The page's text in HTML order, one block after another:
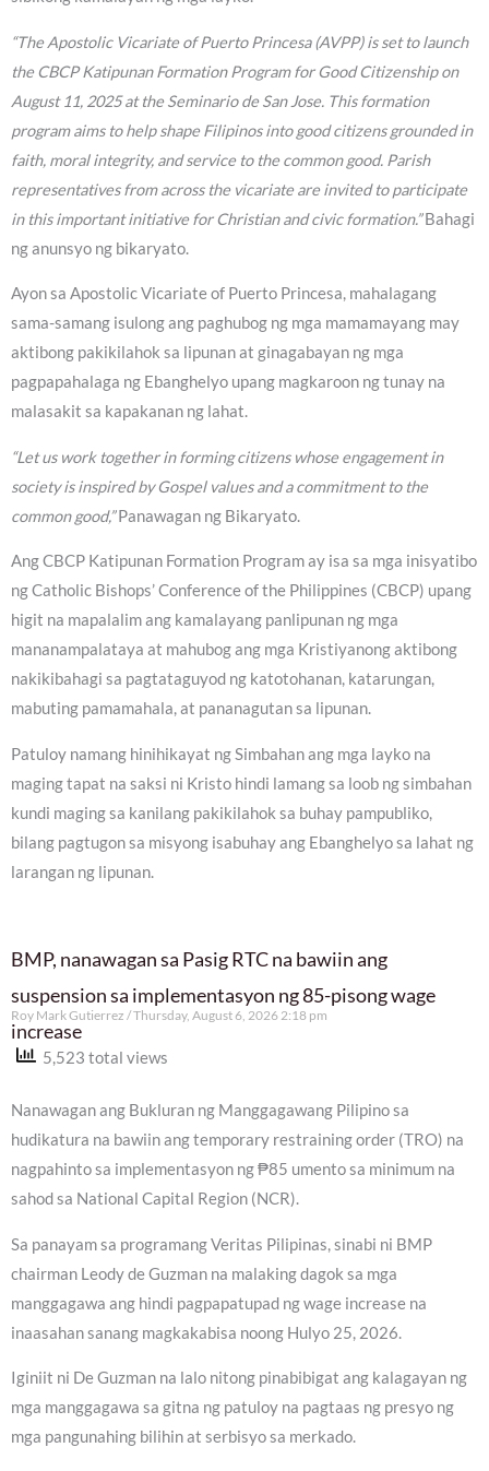
“The Apostolic Vicariate of Puerto Princesa (AVPP) is set to launch
the CBCP Katipunan Formation Program for Good Citizenship on
August 11, 2025 at the Seminario de San Jose. This formation
program aims to help shape Filipinos into good citizens grounded in
faith, moral integrity, and service to the common good. Parish
representatives from across the vicariate are invited to participate
in this important initiative for Christian and civic formation.”Bahagi
ng anunsyo ng bikaryato.
Ayon sa Apostolic Vicariate of Puerto Princesa, mahalagang
sama-samang isulong ang paghubog ng mga mamamayang may
aktibong pakikilahok sa lipunan at ginagabayan ng mga
pagpapahalaga ng Ebanghelyo upang magkaroon ng tunay na
malasakit sa kapakanan ng lahat.
“Let us work together in forming citizens whose engagement in
society is inspired by Gospel values and a commitment to the
common good,”Panawagan ng Bikaryato.
Ang CBCP Katipunan Formation Program ay isa sa mga inisyatibo
ng Catholic Bishops’ Conference of the Philippines (CBCP) upang
higit na mapalalim ang kamalayang panlipunan ng mga
mananampalataya at mahubog ang mga Kristiyanong aktibong
nakikibahagi sa pagtataguyod ng katotohanan, katarungan,
mabuting pamamahala, at pananagutan sa lipunan.
Patuloy namang hinihikayat ng Simbahan ang mga layko na
maging tapat na saksi ni Kristo hindi lamang sa loob ng simbahan
kundi maging sa kanilang pakikilahok sa buhay pampubliko,
bilang pagtugon sa misyong isabuhay ang Ebanghelyo sa lahat ng
larangan ng lipunan.
BMP, nanawagan sa Pasig RTC na bawiin ang
suspension sa implementasyon ng 85-pisong wage
increase
Roy Mark Gutierrez Thursday, August 6, 2026 2:18 pm
5,523 total views
Nanawagan ang Bukluran ng Manggagawang Pilipino sa
hudikatura na bawiin ang temporary restraining order (TRO) na
nagpahinto sa implementasyon ng ₱85 umento sa minimum na
sahod sa National Capital Region (NCR).
Sa panayam sa programang Veritas Pilipinas, sinabi ni BMP
chairman Leody de Guzman na malaking dagok sa mga
manggagawa ang hindi pagpapatupad ng wage increase na
inaasahan sanang magkakabisa noong Hulyo 25, 2026.
Iginiit ni De Guzman na lalo nitong pinabibigat ang kalagayan ng
mga manggagawa sa gitna ng patuloy na pagtaas ng presyo ng
mga pangunahing bilihin at serbisyo sa merkado.